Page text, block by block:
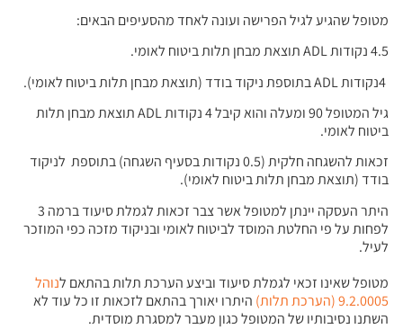
מטופל שהגיע לגיל הפרישה ועונה לאחד מהסעיפים הבאים:
4.5 נקודות ADL תוצאת מבחן תלות ביטוח לאומי.
גיל המטופל 90 ומעלה והוא קיבל 4 נקודות ADL תוצאת מבחן תלות
ביטוח לאומי.
זכאות להשגחה חלקית (0.5 נקודות בסעיף השגחה) בתוספת לניקוד
בודד (תוצאת מבחן תלות ביטוח לאומי).
היתר העסקה יינתן למטופל אשר צבר זכאות לגמלת סיעוד ברמה 3
לפחות על פי החלטת המוסד לביטוח לאומי ובניקוד מזכה כפי המוזכר
לעיל.
מטופל שאינו זכאי לגמלת סיעוד וביצע הערכת תלות בהתאם לנוהל
9.2.0005 (הערכת תלות)
היתרו יאורך בהתאם לזכאות זו כל עוד לא
השתנו נסיבותיו של המטופל כגון מעבר למסגרת מוסדית.